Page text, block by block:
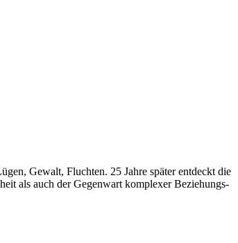
Gewalt, Fluchten. 25 Jahre später entdeckt die
als auch der Gegenwart komplexer Beziehungs-